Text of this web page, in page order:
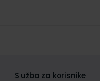
Služba za korisnike